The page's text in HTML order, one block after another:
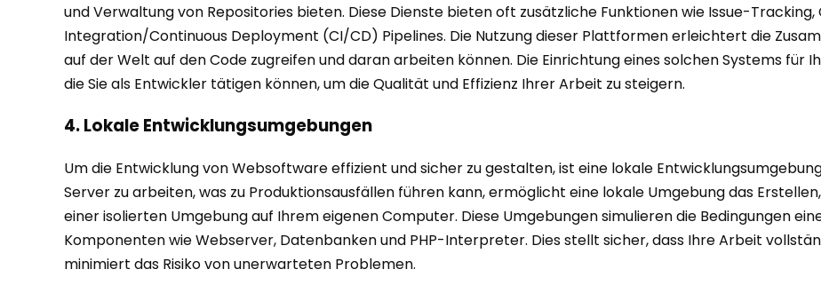
und Verwaltung von Repositories bieten. Diese Dienste bieten oft zusätzliche Funktionen wie Issue-Tracking,
Integration/Continuous Deployment (CI/CD) Pipelines. Die Nutzung dieser Plattformen erleichtert die
auf der Welt auf den Code zugreifen und daran arbeiten können. Die Einrichtung eines solchen Systems für
die Sie als Entwickler tätigen können, um die Qualität und Effizienz Ihrer Arbeit zu steigern.
4. Lokale Entwicklungsumgebungen
Um die Entwicklung von Websoftware effizient und sicher zu gestalten, ist eine lokale
Server zu arbeiten, was zu Produktionsausfällen führen kann, ermöglicht eine lokale Umgebung das
einer isolierten Umgebung auf Ihrem eigenen Computer. Diese Umgebungen simulieren die Bedingungen
Komponenten wie Webserver, Datenbanken und PHP-Interpreter. Dies stellt sicher, dass Ihre Arbeit
minimiert das Risiko von unerwarteten Problemen.